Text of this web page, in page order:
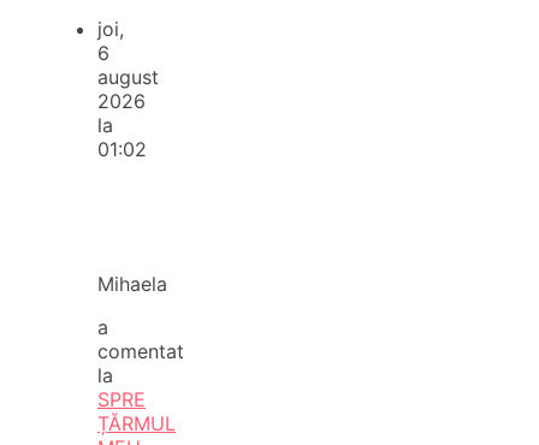
joi,
6
august
2026
la
01:02
Mihaela
a
comentat
la
SPRE
ȚĂRMUL